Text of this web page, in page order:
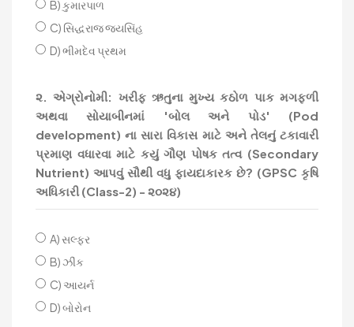
B) કુમારપાળ
C) સિદ્ધરાજ જયસિંહ
D) ભીમદેવ પ્રથમ
૨. એગ્રોનોમી: ખરીફ ઋતુના મુખ્ય કઠોળ પાક મગફળી
અથવા સોયાબીનમાં 'બોલ અને પોડ' (Pod
development) ના સારા વિકાસ માટે અને તેલનું ટકાવારી
પ્રમાણ વધારવા માટે કયું ગૌણ પોષક તત્વ (Secondary
Nutrient) આપવું સૌથી વધુ ફાયદાકારક છે? (GPSC કૃષિ
અધિકારી (Class-2) - ૨૦૨૪)
A) સલ્ફર
B) ઝીંક
C) આયર્ન
D) બોરોન